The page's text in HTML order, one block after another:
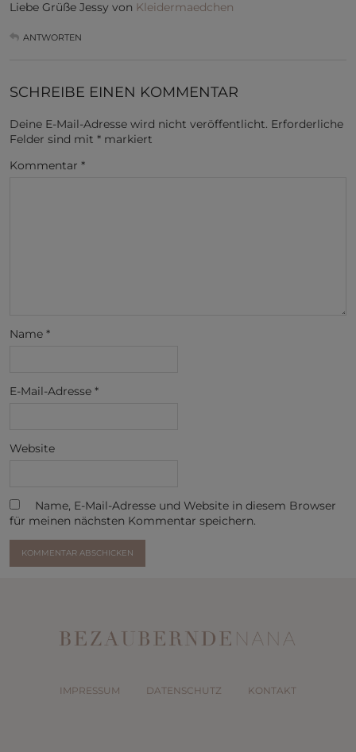
Liebe Grüße Jessy von Kleidermaedchen
ANTWORTEN
SCHREIBE EINEN KOMMENTAR
Deine E-Mail-Adresse wird nicht veröffentlicht. Erforderliche
Felder sind mit * markiert
Kommentar *
Name *
E-Mail-Adresse *
Website
Name, E-Mail-Adresse und Website in diesem Browser
für meinen nächsten Kommentar speichern.
IMPRESSUM DATENSCHUTZ KONTAKT